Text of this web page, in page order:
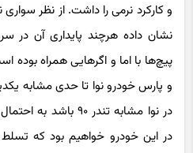
نشان داده هرچند پایداری آن در
و پارس خودرو نوا تا حدی مشابه
در نوا مشابه تندر ۹۰
در این خودرو خواهیم بود که